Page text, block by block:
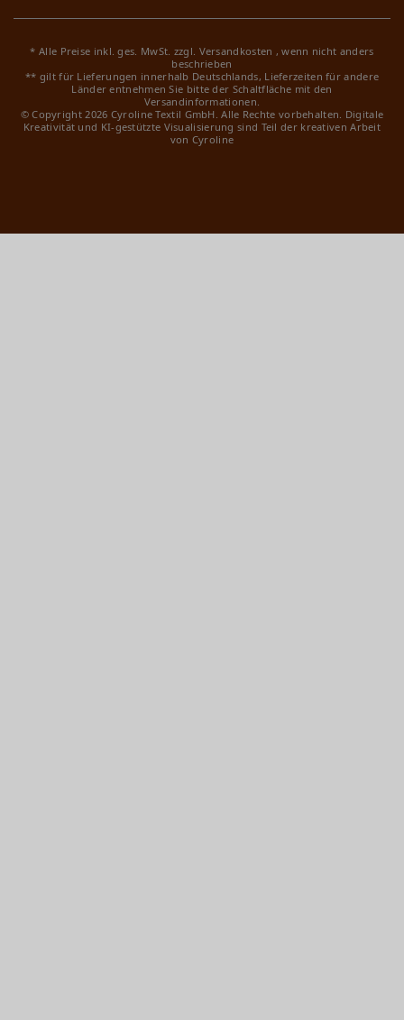
* Alle Preise inkl. ges. MwSt. zzgl. Versandkosten , wenn nicht anders
beschrieben
** gilt für Lieferungen innerhalb Deutschlands, Lieferzeiten für andere
Länder entnehmen Sie bitte der Schaltfläche mit den
Versandinformationen.
© Copyright 2026 Cyroline Textil GmbH. Alle Rechte vorbehalten. Digitale
Kreativität und KI-gestützte Visualisierung sind Teil der kreativen Arbeit
von Cyroline